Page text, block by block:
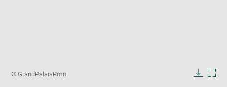
Image
© GrandPalaisRmn